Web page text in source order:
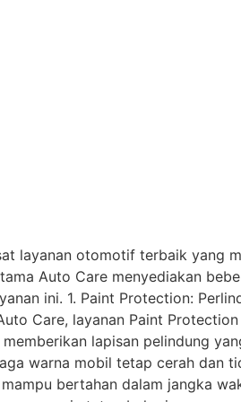
layanan otomotif terbaik yang
Auto Care menyediakan
ini. 1. Paint Protection:
Care, layanan Paint
lapisan pelindung
warna mobil tetap cerah dan
bertahan dalam jangka